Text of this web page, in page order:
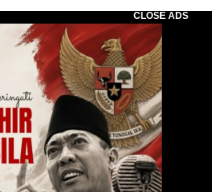
CLOSE ADS